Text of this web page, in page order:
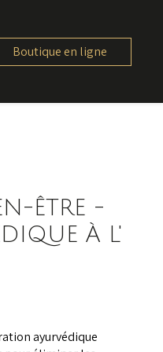
Boutique en ligne
ÊTRE -
À L'
ayurvédique